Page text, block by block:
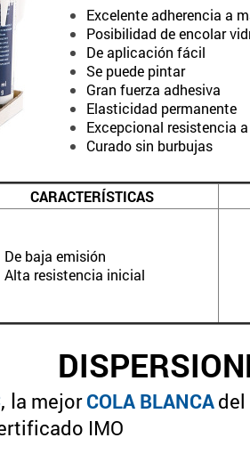
Excelente adherencia a
Posibilidad de encolar
De aplicación fácil
Se puede pintar
Gran fuerza adhesiva
Elasticidad permanente
Excepcional resistencia
Curado sin burbujas
CARACTERÍSTICAS
De baja emisión
Alta resistencia inicial
, la mejorCOLA BLANCA
IMO